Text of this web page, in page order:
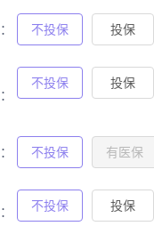
不投保 投保
不投保 投保
不投保 有医保
不投保 投保